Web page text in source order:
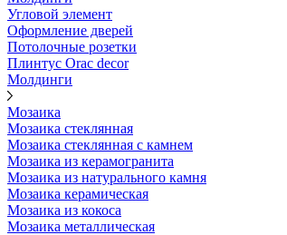
Угловой элемент
Оформление дверей
Потолочные розетки
Плинтус Orac decor
Молдинги
Мозаика
Мозаика стеклянная
Мозаика стеклянная с камнем
Мозаика из керамогранита
Мозаика из натурального камня
Мозаика керамическая
Мозаика из кокоса
Мозаика металлическая